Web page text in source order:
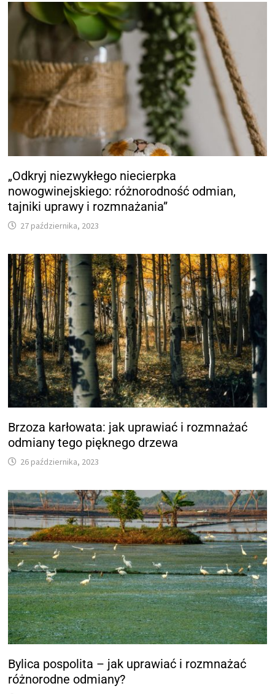
„Odkryj niezwykłego niecierpka
nowogwinejskiego: różnorodność odmian,
tajniki uprawy i rozmnażania”
27 października, 2023
Brzoza karłowata: jak uprawiać i rozmnażać
odmiany tego pięknego drzewa
26 października, 2023
Bylica pospolita – jak uprawiać i rozmnażać
różnorodne odmiany?